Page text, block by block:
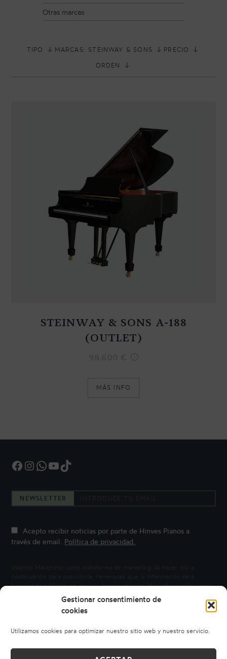
Gestionar consentimiento de
cookies
Utilizamos cookies para optimizar nuestro sitio web y nuestro servicio.
Otras marcas
TIPO MARCAS: STEINWAY & SONS PRECIO
ORDEN
STEINWAY & SONS A-188
(OUTLET)
98.600 €
MÁS INFO
Facebook InstagramWhatsApp YouTube TikTok
NEWSLETTER
Acepto recibir noticias por parte de Hinves Pianos a
través de email. Política de privacidad.
transferida a Mailchimp para su procesamiento.Más información sobre